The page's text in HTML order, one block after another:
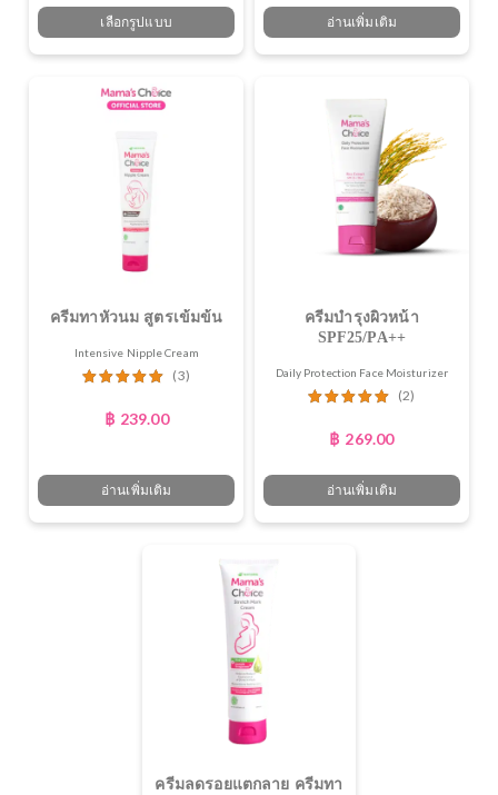
เลือกรูปแบบ อ่านเพิ่มเติม
ครีมทาหัวนม สูตรเข้มข้น
Intensive Nipple Cream
(3)
฿ 239.00
อ่านเพิ่มเติม
ครีมบำรุงผิวหน้า
SPF25/PA++
Daily Protection Face Moisturizer
(2)
฿ 269.00
อ่านเพิ่มเติม
ครีมลดรอยแตกลาย ครีมทา